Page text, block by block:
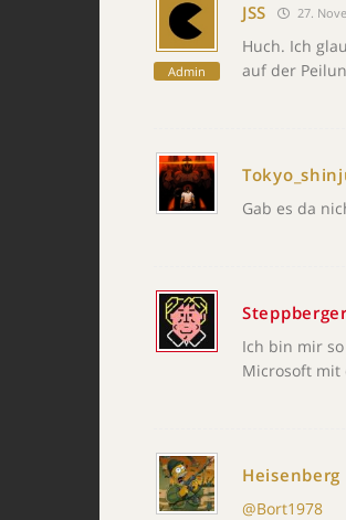
Admin
JSS 27.
Huch. Ich
auf der
Gab es da
Ich bin mir
Microsoft mit
Heisenberg
@Bort1978